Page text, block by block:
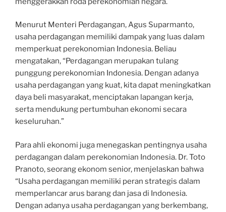
Menurut Menteri Perdagangan, Agus Suparmanto,
usaha perdagangan memiliki dampak yang luas dalam
memperkuat perekonomian Indonesia. Beliau
mengatakan, “Perdagangan merupakan tulang
punggung perekonomian Indonesia. Dengan adanya
usaha perdagangan yang kuat, kita dapat meningkatkan
daya beli masyarakat, menciptakan lapangan kerja,
serta mendukung pertumbuhan ekonomi secara
keseluruhan.”
Para ahli ekonomi juga menegaskan pentingnya usaha
perdagangan dalam perekonomian Indonesia. Dr. Toto
Pranoto, seorang ekonom senior, menjelaskan bahwa
“Usaha perdagangan memiliki peran strategis dalam
memperlancar arus barang dan jasa di Indonesia.
Dengan adanya usaha perdagangan yang berkembang,